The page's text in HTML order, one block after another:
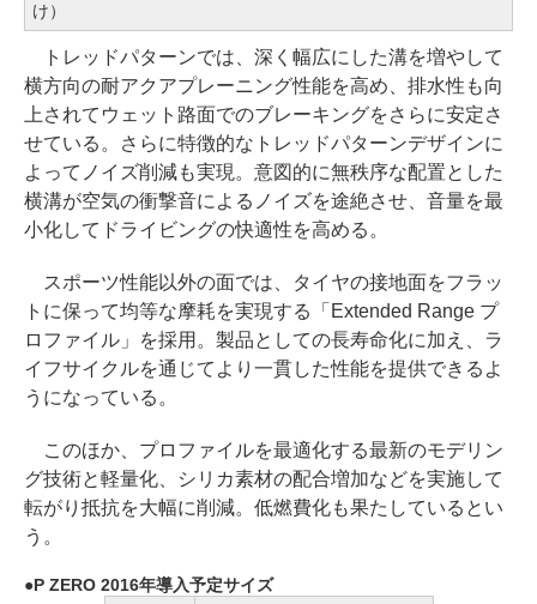
け）
トレッドパターンでは、深く幅広にした溝を増やして
横方向の耐アクアプレーニング性能を高め、排水性も向
上されてウェット路面でのブレーキングをさらに安定さ
せている。さらに特徴的なトレッドパターンデザインに
よってノイズ削減も実現。意図的に無秩序な配置とした
横溝が空気の衝撃音によるノイズを途絶させ、音量を最
小化してドライビングの快適性を高める。
スポーツ性能以外の面では、タイヤの接地面をフラッ
トに保って均等な摩耗を実現する「Extended Range プ
ロファイル」を採用。製品としての長寿命化に加え、ラ
イフサイクルを通じてより一貫した性能を提供できるよ
うになっている。
このほか、プロファイルを最適化する最新のモデリン
グ技術と軽量化、シリカ素材の配合増加などを実施して
転がり抵抗を大幅に削減。低燃費化も果たしているとい
う。
P ZERO 2016年導入予定サイズ